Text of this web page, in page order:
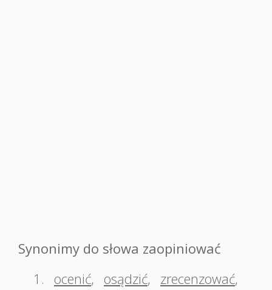
Synonimy do słowa zaopiniować
1.
ocenić, osądzić, zrecenzować,